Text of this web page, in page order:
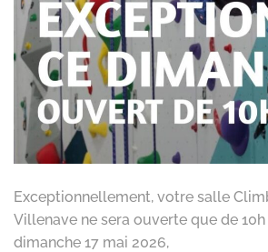
Exceptionnellement, votre salle
Villenave ne sera ouverte que de
dimanche 17 mai 2026,